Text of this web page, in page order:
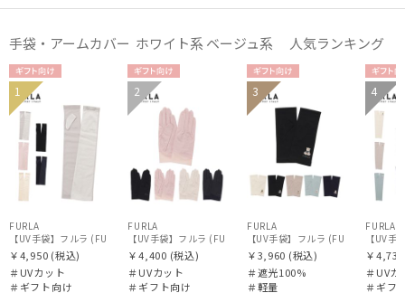
手袋・アームカバー ホワイト系 ベージュ系 人気ランキング
ギフト
向け
WOME
N
1
FURLA
【UV手袋】フルラ (FURLA) ロング ＵＶ手袋 リボン 指無し
￥4,950 (税込)
＃UVカット
＃ギフト向け
ギフト
向け
WOME
N
2
FURLA
【UV手袋】フルラ (FURLA) ショート ＵＶ手袋 ロゴ刺繍 5本指
￥4,400 (税込)
＃UVカット
＃ギフト向け
ギフト
向け
WOME
N
3
FURLA
【UV手袋】フルラ (FURLA) ショ
￥3,960 (税込)
＃遮光100%
＃軽量
ギフト
向け
N
4
FURLA
【UV
￥4,730
＃UVカ
＃ギフ